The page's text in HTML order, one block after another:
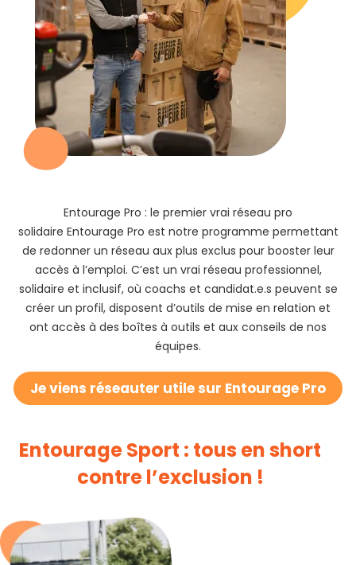
Entourage Pro : le premier vrai réseau pro
solidaire Entourage Pro est notre programme permettant
de redonner un réseau aux plus exclus pour booster leur
accès à l’emploi. C’est un vrai réseau professionnel,
solidaire et inclusif, où coachs et candidat.e.s peuvent se
créer un profil, disposent d’outils de mise en relation et
ont accès à des boîtes à outils et aux conseils de nos
équipes.
Je viens réseauter utile sur Entourage Pro
Entourage Sport : tous en short
contre l’exclusion !